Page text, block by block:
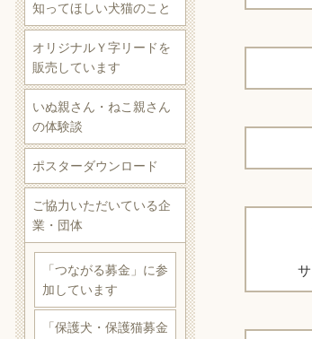
知ってほしい犬猫のこと
オリジナルＹ字リードを
販売しています
いぬ親さん・ねこ親さん
の体験談
ポスターダウンロード
ご協力いただいている企
業・団体
「つながる募金」に参
加しています
「保護犬・保護猫募金